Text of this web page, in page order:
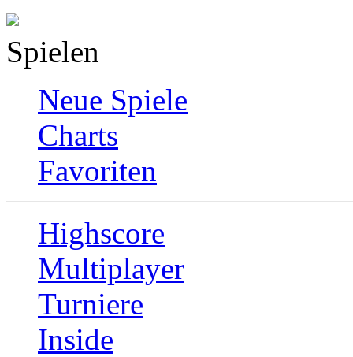
Spielen
Neue Spiele
Charts
Favoriten
Highscore
Multiplayer
Turniere
Inside